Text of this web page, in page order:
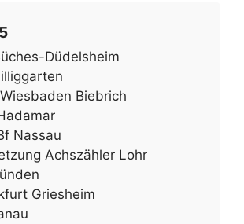
Düdelsheim
Biebrich
Nassau
Achszähler Lohr
Griesheim